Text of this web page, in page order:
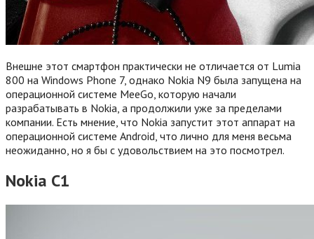
Внешне этот смартфон практически не отличается от Lumia
800 на Windows Phone 7, однако Nokia N9 была запущена на
операционной системе MeeGo, которую начали
разрабатывать в Nokia, а продолжили уже за пределами
компании. Есть мнение, что Nokia запустит этот аппарат на
операционной системе Android, что лично для меня весьма
неожиданно, но я бы с удовольствием на это посмотрел.
Nokia C1